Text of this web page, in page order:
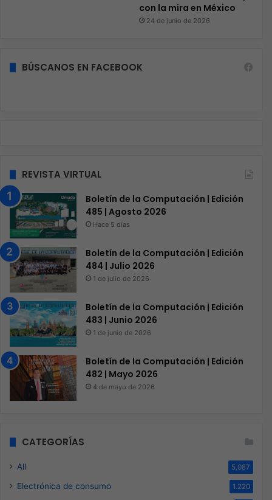
con la mira en México
24 de junio de 2026
BÚSCANOS EN FACEBOOK
REVISTA VIRTUAL
Boletín de la Computación | Edición
485 | Agosto 2026
Hace 5 días
Boletín de la Computación | Edición
484 | Julio 2026
1 de julio de 2026
Boletín de la Computación | Edición
483 | Junio 2026
1 de junio de 2026
Boletín de la Computación | Edición
482 | Mayo 2026
4 de mayo de 2026
CATEGORÍAS
All 5.087
Electrónica de consumo 1.220